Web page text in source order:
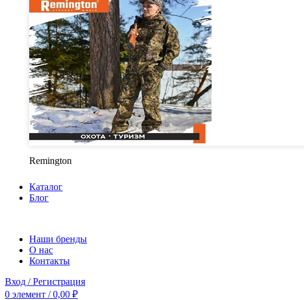
Remington
Каталог
Блог
Наши бренды
О нас
Контакты
Вход / Регистрация
0 элемент / 0,00 ₽